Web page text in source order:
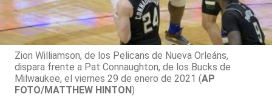
Zion Williamson, de los Pelicans de Nueva Orleáns,
dispara frente a Pat Connaughton, de los Bucks de
Milwaukee, el viernes 29 de enero de 2021 (AP
FOTO/MATTHEW HINTON)